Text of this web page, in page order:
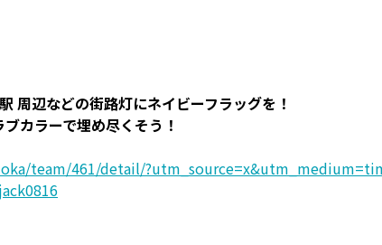
周辺などの街路灯にネイビーフラッグを！
カラーで埋め尽くそう！
team/461/detail/